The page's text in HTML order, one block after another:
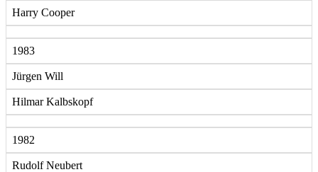
Harry Cooper
1983
Jürgen Will
Hilmar Kalbskopf
1982
Rudolf Neubert